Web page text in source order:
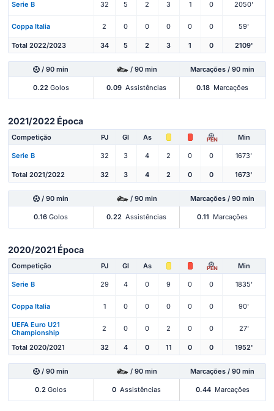
Serie B 32 5 2 3 1 0 2050'
Coppa Italia 2 0 0 0 0 0 59'
Total 2022/2023 34 5 2 3 1 0 2109'
/ 90 min / 90 min Marcações / 90 min
0.22Golos 0.09 Assistências 0.18 Marcações
2021/2022 Época
Competição PJ Gl As PEN Min
Serie B 32 3 4 2 0 0 1673'
Total 2021/2022 32 3 4 2 0 0 1673'
/ 90 min / 90 min Marcações / 90 min
0.16 Golos 0.22 Assistências 0.11 Marcações
2020/2021 Época
Competição PJ Gl As PEN Min
Serie B 29 4 0 9 0 0 1835'
Coppa Italia 1 0 0 0 0 0 90'
UEFA Euro U21
Championship
2 0 0 2 0 0 27'
Total 2020/2021 32 4 0 11 0 0 1952'
/ 90 min / 90 min Marcações / 90 min
0.2 Golos 0 Assistências 0.44 Marcações